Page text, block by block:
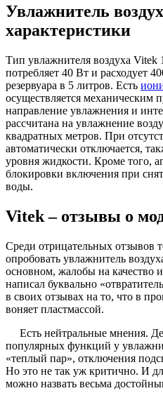
Увлажнитель
характеристики
Тип увлажнителя воздуха Vitek
потребляет 40 Вт и расходует
резервуара в 5 литров. Есть
осуществляется механическим
направление увлажнения и
рассчитана на увлажнение
квадратных метров. При
автоматически отключается,
уровня жидкости. Кроме того,
блокировки включения при
воды.
Vitek – отзывы о
Среди отрицательных отзывов
опробовать увлажнитель
основном, жалобы на качество
написал буквально
в своих отзывах на то, что в
воняет пластмассой.
Есть нейтральные мнения.
популярных функций у
«теплый пар», отключения
Но это не так уж критично. И
можно назвать весьма